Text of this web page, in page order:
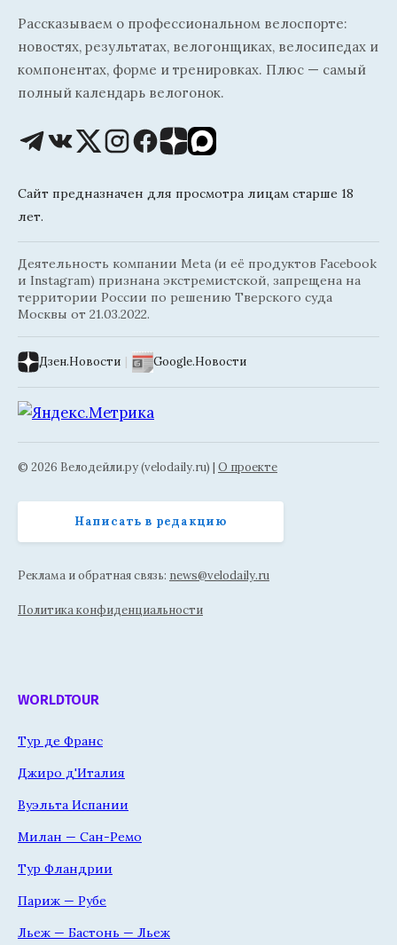
Рассказываем о профессиональном велоспорте:
новостях, результатах, велогонщиках, велосипедах и
компонентах, форме и тренировках. Плюс — самый
полный календарь велогонок.
Сайт предназначен для просмотра лицам старше 18
лет.
Деятельность компании Meta (и её продуктов Facebook
и Instagram) признана экстремистской, запрещена на
территории России по решению Тверского суда
Москвы от 21.03.2022.
Дзен.Новости | Google.Новости
© 2026 Велодейли.ру (velodaily.ru) | О проекте
Написать в редакцию
Реклама и обратная связь: news@velodaily.ru
Политика конфиденциальности
WORLDTOUR
Тур де Франс
Джиро д'Италия
Вуэльта Испании
Милан — Сан-Ремо
Тур Фландрии
Париж — Рубе
Льеж — Бастонь — Льеж